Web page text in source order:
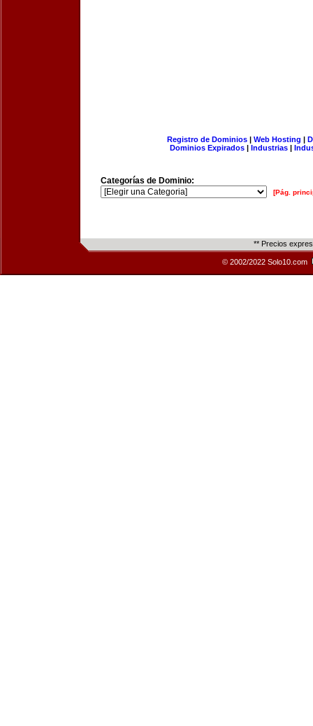
Registro de Dominios| Web Hosting |
Dominios Expirados | Industrias |
Categorías de Dominio:
[Pág.
** Precios
© 2002/2022 Solo10.com